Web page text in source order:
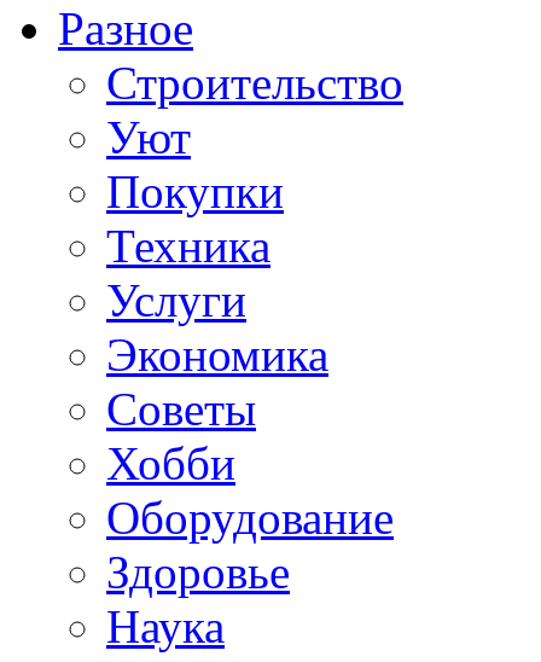
Разное
Строительство
Уют
Покупки
Техника
Услуги
Экономика
Советы
Хобби
Oборудование
Здоровье
Наука